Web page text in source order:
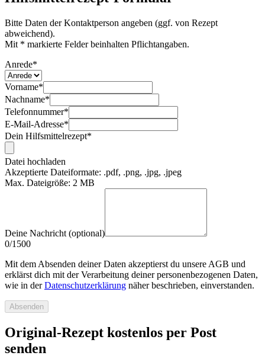
Bitte Daten der Kontaktperson angeben (ggf. von Rezept
abweichend).
Mit * markierte Felder beinhalten Pflichtangaben.
Anrede*
Vorname*
Nachname*
Telefonnummer*
E-Mail-Adresse*
Dein Hilfsmittelrezept*
Datei hochladen
Akzeptierte Dateiformate: .pdf, .png, .jpg, .jpeg
Max. Dateigröße: 2 MB
Deine Nachricht (optional)
0/1500
Mit dem Absenden deiner Daten akzeptierst du unsere AGB und
erklärst dich mit der Verarbeitung deiner personenbezogenen Daten,
wie in derDatenschutzerklärung näher beschrieben, einverstanden.
Absenden
Original-Rezept kostenlos per Post
senden